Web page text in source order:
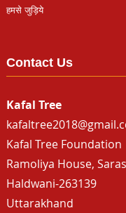
हमसे जुड़िये
Contact Us
Kafal Tree
Kafal Tree Foundation
Ramoliya House,
Haldwani-263139
Uttarakhand